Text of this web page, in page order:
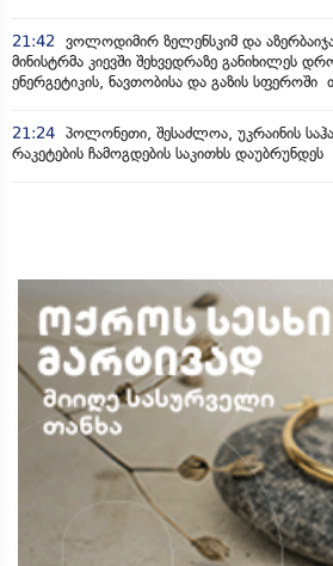
21:42
ვოლოდიმირ ზელენსკიმ და
მინისტრმა კიევში შეხვედრაზე განიხილეს
ენერგეტიკის, ნავთობისა და გაზის
21:24 პოლონეთი, შესაძლოა, უკრაინის
რაკეტების ჩამოგდების საკითხს დაუბრუნდეს